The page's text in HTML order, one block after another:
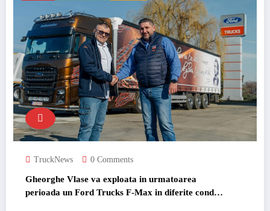
TruckNews 0 Comments
Gheorghe Vlase va exploata in urmatoarea
perioada un Ford Trucks F-Max in diferite conditii